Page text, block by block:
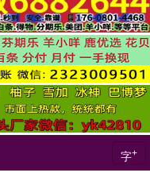
字+